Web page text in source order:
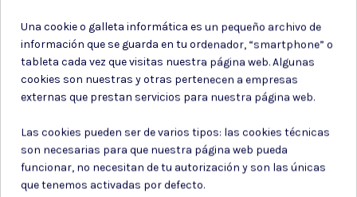
Suscríbete a nuestro boletín
Puede darse de baja en cualquier momento. Para ello, consulte nuestra
información de contacto en el aviso legal.
Consiento el uso de mis datos para los fines indicados en la
Política de privacidad
Consiento el uso de mis datos personales para recibir publicidad
Una cookie o galleta informática es un pequeño archivo de
información que se guarda en tu ordenador, “smartphone” o
tableta cada vez que visitas nuestra página web. Algunas
cookies son nuestras y otras pertenecen a empresas
externas que prestan servicios para nuestra página web.
Las cookies pueden ser de varios tipos: las cookies técnicas
son necesarias para que nuestra página web pueda
funcionar, no necesitan de tu autorización y son las únicas
que tenemos activadas por defecto.